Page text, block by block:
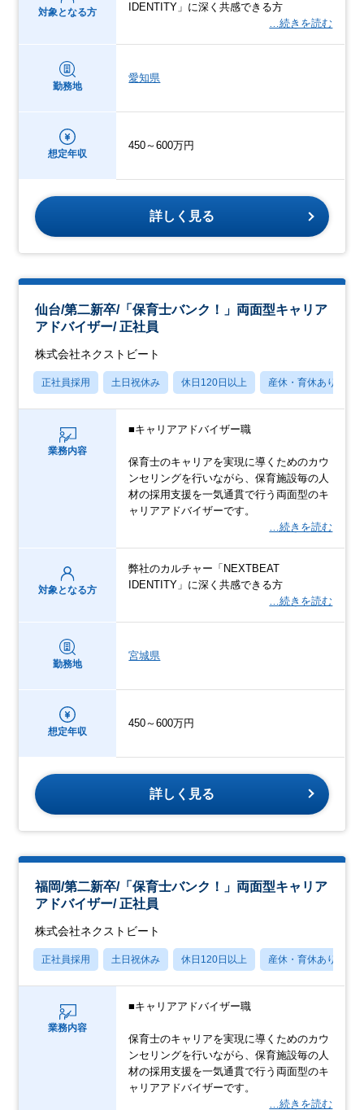
対象となる方
IDENTITY」に深く共感できる方
…続きを読む
勤務地
愛知県
想定年収
450～600万円
詳しく見る
仙台/第二新卒/「保育士バンク！」両面型キャリア
アドバイザー/ 正社員
株式会社ネクストビート
正社員採用 土日祝休み 休日120日以上 産休・育休あり
業務内容
■キャリアアドバイザー職
保育士のキャリアを実現に導くためのカウ
ンセリングを行いながら、保育施設毎の人
材の採用支援を一気通貫で行う両面型のキ
ャリアアドバイザーです。
…続きを読む
対象となる方
弊社のカルチャー「NEXTBEAT
IDENTITY」に深く共感できる方
…続きを読む
勤務地
宮城県
想定年収
450～600万円
詳しく見る
福岡/第二新卒/「保育士バンク！」両面型キャリア
アドバイザー/ 正社員
株式会社ネクストビート
正社員採用 土日祝休み 休日120日以上 産休・育休あり
業務内容
■キャリアアドバイザー職
保育士のキャリアを実現に導くためのカウ
ンセリングを行いながら、保育施設毎の人
材の採用支援を一気通貫で行う両面型のキ
ャリアアドバイザーです。
…続きを読む